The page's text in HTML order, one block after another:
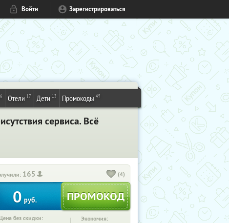
Войти Зарегистрироваться
Отели 17 Дети 13 Промокоды 49
сервиса. Всё
165 (4)
0 руб.
Цена без скидки: Экономия: